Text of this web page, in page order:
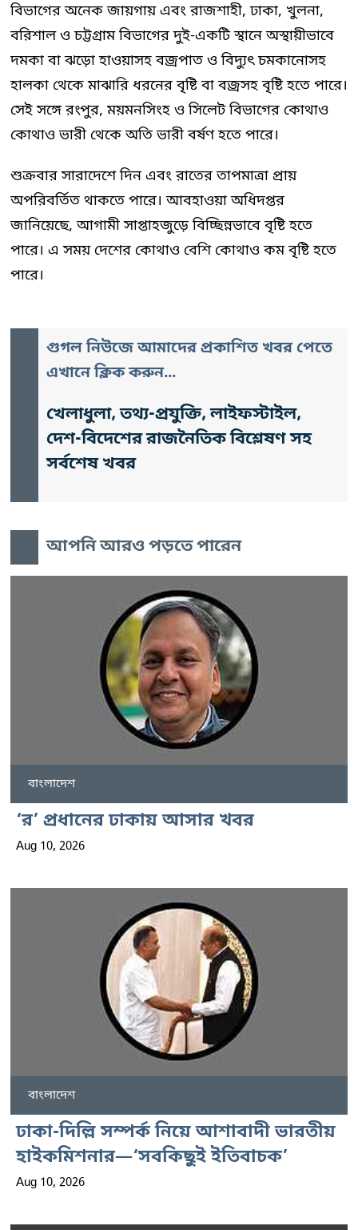
বিভাগের অনেক জায়গায় এবং রাজশাহী, ঢাকা, খুলনা,
বরিশাল ও চট্টগ্রাম বিভাগের দুই-একটি স্থানে অস্থায়ীভাবে
দমকা বা ঝড়ো হাওয়াসহ বজ্রপাত ও বিদ্যুৎ চমকানোসহ
হালকা থেকে মাঝারি ধরনের বৃষ্টি বা বজ্রসহ বৃষ্টি হতে পারে।
সেই সঙ্গে রংপুর, ময়মনসিংহ ও সিলেট বিভাগের কোথাও
কোথাও ভারী থেকে অতি ভারী বর্ষণ হতে পারে।
শুক্রবার সারাদেশে দিন এবং রাতের তাপমাত্রা প্রায়
অপরিবর্তিত থাকতে পারে। আবহাওয়া অধিদপ্তর
জানিয়েছে, আগামী সাপ্তাহজুড়ে বিচ্ছিন্নভাবে বৃষ্টি হতে
পারে। এ সময় দেশের কোথাও বেশি কোথাও কম বৃষ্টি হতে
পারে।
গুগল নিউজে আমাদের প্রকাশিত খবর পেতে
এখানে ক্লিক করুন...
খেলাধুলা, তথ্য-প্রযুক্তি, লাইফস্টাইল,
দেশ-বিদেশের রাজনৈতিক বিশ্লেষণ সহ
সর্বশেষ খবর
আপনি আরও পড়তে পারেন
বাংলাদেশ
‘র’ প্রধানের ঢাকায় আসার খবর
Aug 10, 2026
বাংলাদেশ
ঢাকা-দিল্লি সম্পর্ক নিয়ে আশাবাদী ভারতীয়
হাইকমিশনার—‘সবকিছুই ইতিবাচক’
Aug 10, 2026